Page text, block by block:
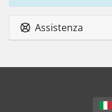
Assistenza